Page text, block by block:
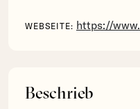
WEBSEITE: https://
Beschrieb